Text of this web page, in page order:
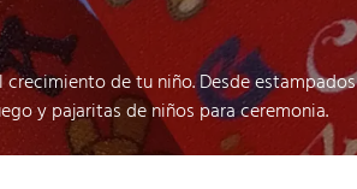
de tu niño. Desde estampados
y pajaritas de niños para ceremonia.